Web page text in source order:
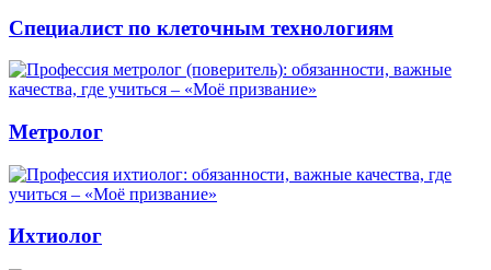
Специалист по клеточным технологиям
Метролог
Ихтиолог